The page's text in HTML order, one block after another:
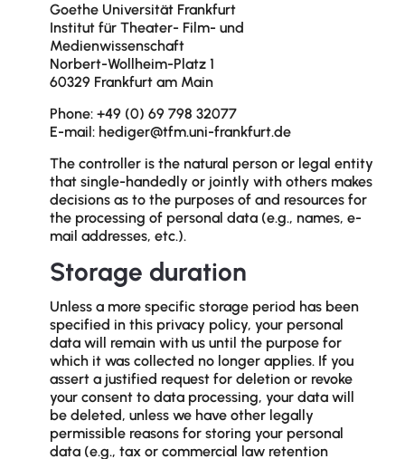
Goethe Universität Frankfurt
Institut für Theater- Film- und
Medienwissenschaft
Norbert-Wollheim-Platz 1
60329 Frankfurt am Main
Phone: +49 (0) 69 798 32077
E-mail: hediger@tfm.uni-frankfurt.de
The controller is the natural person or legal entity
that single-handedly or jointly with others makes
decisions as to the purposes of and resources for
the processing of personal data (e.g., names, e-
mail addresses, etc.).
Storage duration
Unless a more specific storage period has been
specified in this privacy policy, your personal
data will remain with us until the purpose for
which it was collected no longer applies. If you
assert a justified request for deletion or revoke
your consent to data processing, your data will
be deleted, unless we have other legally
permissible reasons for storing your personal
data (e.g., tax or commercial law retention